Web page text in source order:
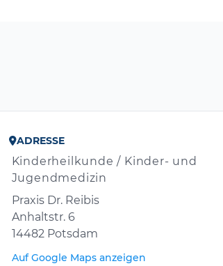
ADRESSE
Kinderheilkunde / Kinder- und
Jugendmedizin
Praxis Dr. Reibis
Anhaltstr. 6
14482 Potsdam
Auf Google Maps anzeigen